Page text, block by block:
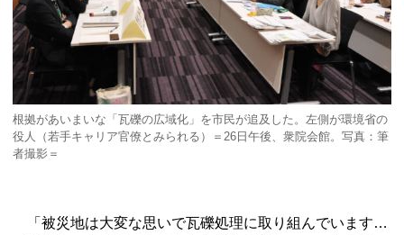
根拠があいまいな「瓦礫の広域化」を市民が追及した。左側が環境省の
役人（若手キャリア官僚とみられる）＝26日午後、衆院会館。写真：筆
者撮影＝
「被災地は大変な思いで瓦礫処理に取り組んでいます…